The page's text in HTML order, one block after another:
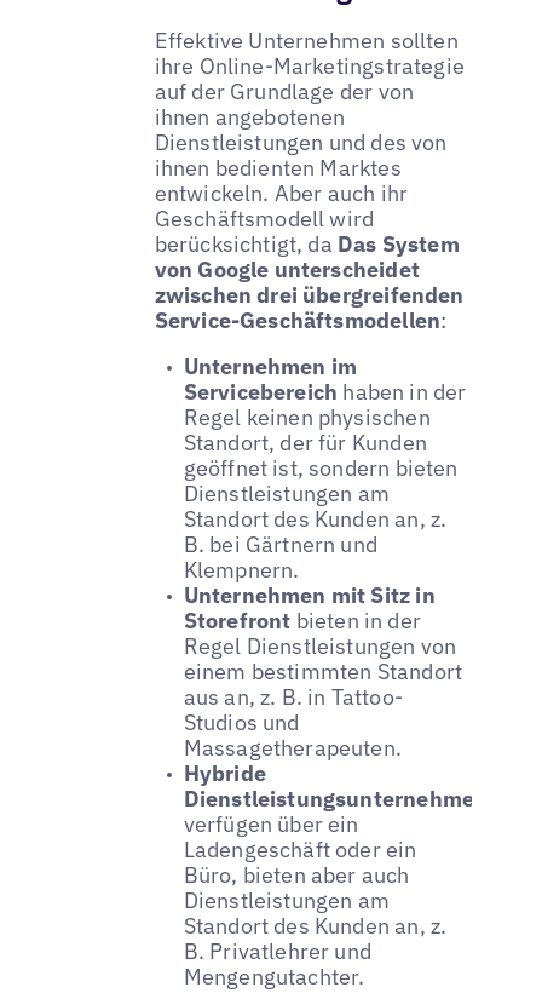
Effektive Unternehmen sollten
ihre Online-Marketingstrategie
auf der Grundlage der von
ihnen angebotenen
Dienstleistungen und des von
ihnen bedienten Marktes
entwickeln. Aber auch ihr
Geschäftsmodell wird
berücksichtigt, da Das System
von Google unterscheidet
zwischen drei übergreifenden
Service-Geschäftsmodellen:
Unternehmen im
Servicebereich haben in der
Regel keinen physischen
Standort, der für Kunden
geöffnet ist, sondern bieten
Dienstleistungen am
Standort des Kunden an, z.
B. bei Gärtnern und
Klempnern.
Unternehmen mit Sitz in
Storefront bieten in der
Regel Dienstleistungen von
einem bestimmten Standort
aus an, z. B. in Tattoo-
Studios und
Massagetherapeuten.
Hybride
Dienstleistungsunternehmen
verfügen über ein
Ladengeschäft oder ein
Büro, bieten aber auch
Dienstleistungen am
Standort des Kunden an, z.
B. Privatlehrer und
Mengengutachter.